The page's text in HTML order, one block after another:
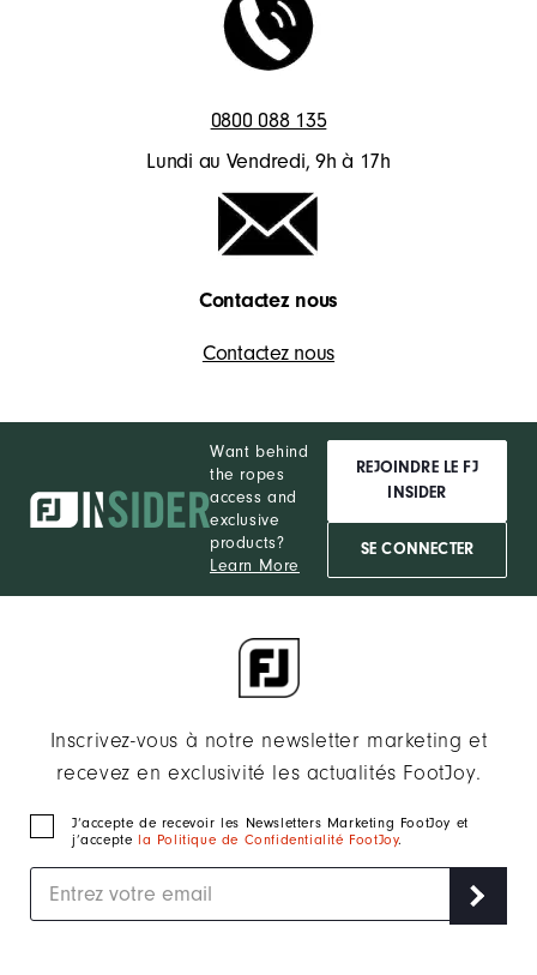
0800 088 135
Lundi au Vendredi, 9h à 17h
Contactez nous
Contactez nous
Want behind
the ropes
access and
exclusive
products?
Learn More
REJOINDRE LE FJ
INSIDER
SE CONNECTER
Inscrivez-vous à notre newsletter marketing et
recevez en exclusivité les actualités FootJoy.
J‘accepte de recevoir les Newsletters Marketing FootJoy et
j’accepte la Politique de Confidentialité FootJoy.